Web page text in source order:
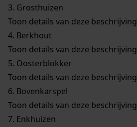
3. Grosthuizen
Toon details van deze beschrijving
4. Berkhout
Toon details van deze beschrijving
5. Oosterblokker
Toon details van deze beschrijving
6. Bovenkarspel
Toon details van deze beschrijving
7. Enkhuizen